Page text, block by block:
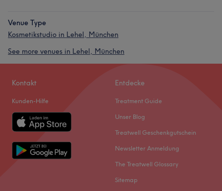
Venue Type
Kosmetikstudio in Lehel, München
See more venues in Lehel, München
Kontakt
Kunden-Hilfe
Entdecke
Treatment Guide
Unser Blog
Treatwell Geschenkgutschein
Newsletter Anmeldung
The Treatwell Glossary
Sitemap